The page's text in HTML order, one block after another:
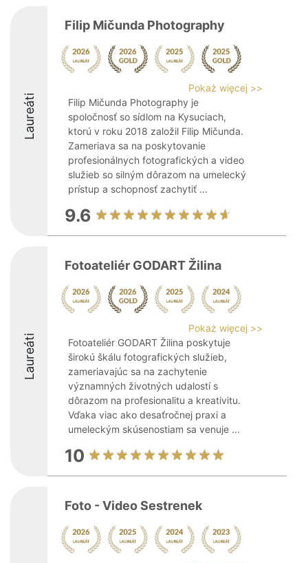
Laureáti
Filip Mičunda Photography
Pokaż więcej >>
Filip Mičunda Photography je
spoločnosť so sídlom na Kysuciach,
ktorú v roku 2018 založil Filip Mičunda.
Zameriava sa na poskytovanie
profesionálnych fotografických a video
služieb so silným dôrazom na umelecký
prístup a schopnosť zachytiť ...
9.6
Laureáti
Fotoateliér GODART Žilina
Pokaż więcej >>
Fotoateliér GODART Žilina poskytuje
širokú škálu fotografických služieb,
zameriavajúc sa na zachytenie
významných životných udalostí s
dôrazom na profesionalitu a kreativitu.
Vďaka viac ako desaťročnej praxi a
umeleckým skúsenostiam sa venuje ...
10
Foto - Video Sestrenek